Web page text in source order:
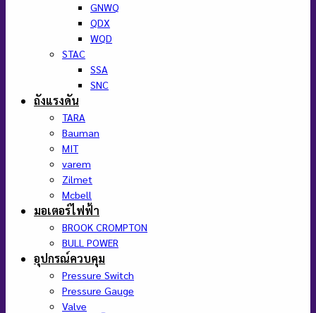
GNWQ
QDX
WQD
STAC
SSA
SNC
ถังแรงดัน
TARA
Bauman
MIT
varem
Zilmet
Mcbell
มอเตอร์ไฟฟ้า
BROOK CROMPTON
BULL POWER
อุปกรณ์ควบคุม
Pressure Switch
Pressure Gauge
Valve